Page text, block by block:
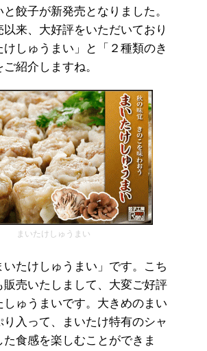
餃子が新発売となりました。
来、大好評をいただいており
けしゅうまい」と「２種類のき
紹介しますね。
まいたけしゅうまい
いたけしゅうまい」です。こち
販売いたしまして、大変ご好評
しゅうまいです。大きめのまい
り入って、まいたけ特有のシャ
た食感を楽しむことができま